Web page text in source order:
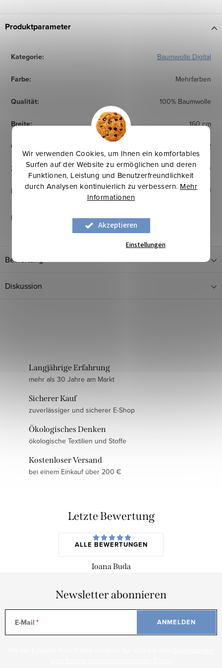
Wir verwenden Cookies, um Ihnen ein komfortables
Surfen auf der Website zu ermöglichen und deren
Funktionen, Leistung und Benutzerfreundlichkeit
durch Analysen kontinuierlich zu verbessern. Mehr
Informationen
Akzeptieren
Einstellungen
Produktparameter
Kategorie: Baumwolle Digital
Farbe: Mehrfarben
Qualität: 100% Baumwolle
Breite: 160 cm
Gewicht 200 g/m2
Zertifikat: OEKO TEX Standard 100
Herkunftsland: EU
Pflegehinweise
Bewertung
Diskussion
Langjährige Erfahrung
mehr als 30 Jahre am Markt
Sicherer Kauf
zuverlässiger und sicherer E-Shop
Ökologisches Denken
ökologische Textilien und Stoffe
Kostenloser Versand
bei einem Einkauf über 200 €
Letzte Bewertung
ALLE BEWERTUNGEN
Ioana Buda
Newsletter abonnieren
E-Mail ANMELDEN